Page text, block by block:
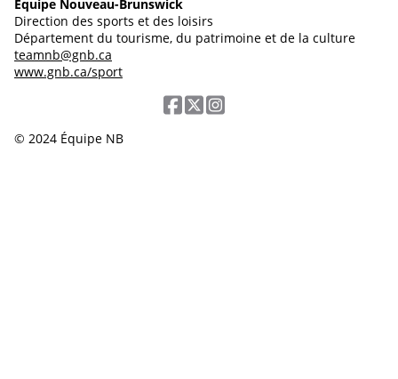
Équipe Nouveau-Brunswick
Direction des sports et des loisirs
Département du tourisme, du patrimoine et de la culture
teamnb@gnb.ca
www.gnb.ca/sport
© 2024 Équipe NB